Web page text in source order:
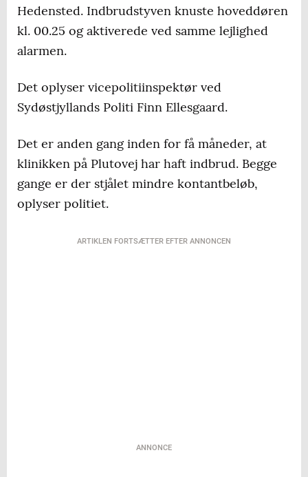
Hedensted. Indbrudstyven knuste hoveddøren
kl. 00.25 og aktiverede ved samme lejlighed
alarmen.
Det oplyser vicepolitiinspektør ved
Sydøstjyllands Politi Finn Ellesgaard.
Det er anden gang inden for få måneder, at
klinikken på Plutovej har haft indbrud. Begge
gange er der stjålet mindre kontantbeløb,
oplyser politiet.
ARTIKLEN FORTSÆTTER EFTER ANNONCEN
ANNONCE